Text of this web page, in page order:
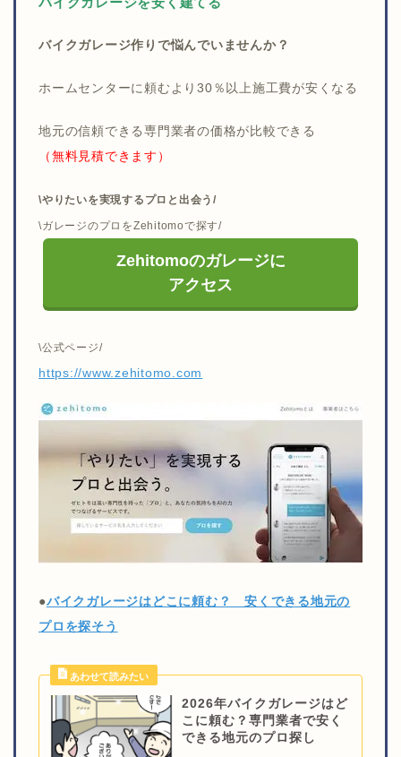
バイクガレージ作りで悩んでいませんか？
ホームセンターに頼むより30％以上施工費が安くなる
地元の信頼できる専門業者の価格が比較できる
（無料見積できます）
\やりたいを実現するプロと出会う/
\ガレージのプロをZehitomoで探す/
Zehitomoのガレージに
アクセス
\公式ページ/
https://www.zehitomo.com
●バイクガレージはどこに頼む？ 安くできる地元の
プロを探そう
2026年バイクガレージはど
こに頼む？専門業者で安く
できる地元のプロ探し